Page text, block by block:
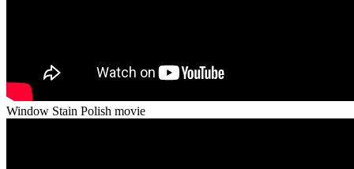
Window Stain Polish movie